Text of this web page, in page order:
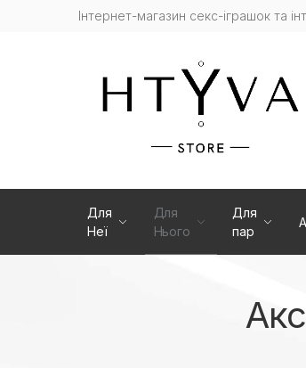
Інтернет-магазин cекс-іграшок та
Для
Неї
Для
Нього
Для
пар